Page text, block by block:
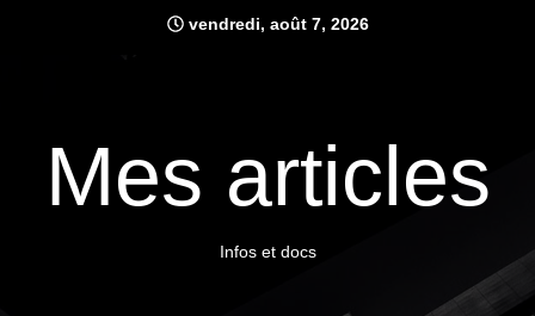
vendredi, août 7, 2026
Mes articles
Infos et docs